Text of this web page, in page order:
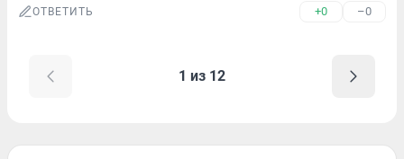
ОТВЕТИТЬ +0 –0
1 из 12